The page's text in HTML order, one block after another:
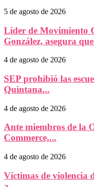
5 de agosto de 2026
Líder de Movimiento
González, asegura
4 de agosto de 2026
SEP prohibió las
Quintana...
4 de agosto de 2026
Ante miembros de la
Commerce,...
4 de agosto de 2026
Víctimas de violencia